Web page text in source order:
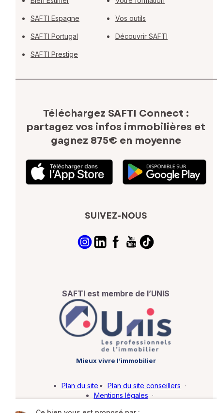
SAFTI Espagne
SAFTI Portugal
SAFTI Prestige
Vos outils
Découvrir SAFTI
Téléchargez SAFTI Connect :
partagez vos infos immobilières et
gagnez 875€ en moyenne
SUIVEZ-NOUS
SAFTI est membre de l’UNIS
Mieux vivre l’immobilier
Plan du site · Plan du site conseillers ·
Mentions légales ·